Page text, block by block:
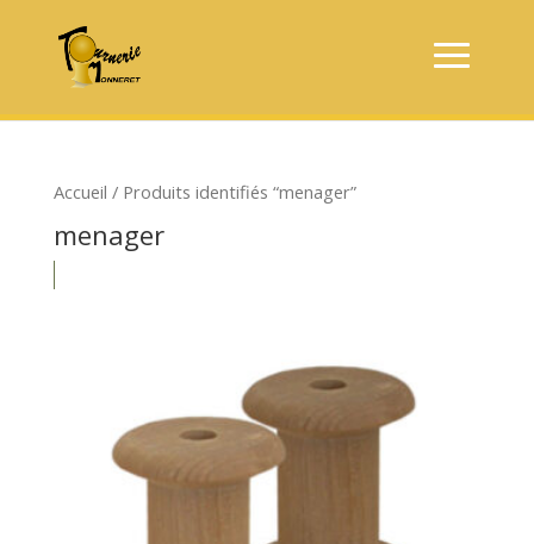
Accueil / Produits identifiés “menager”
menager